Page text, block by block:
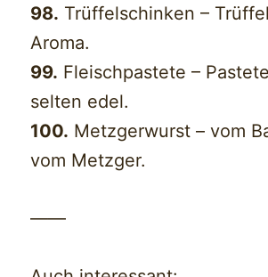
98. Trüffelschinken –
Aroma.
99. Fleischpastete –
selten edel.
100. Metzgerwurst – vom
vom Metzger.
——